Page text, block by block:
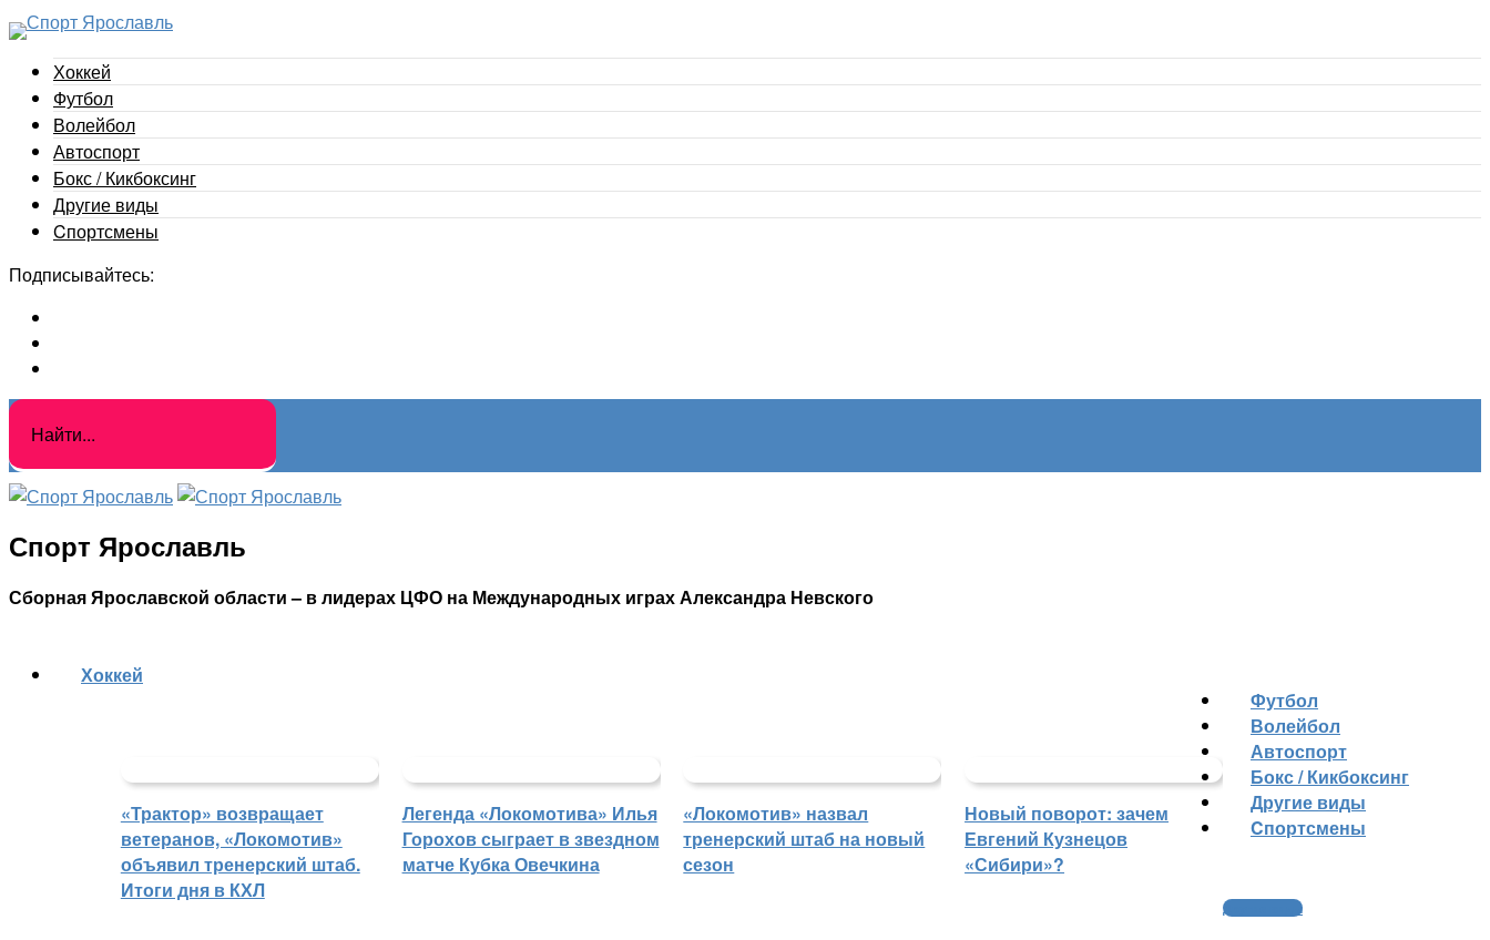
Хоккей
Футбол
Волейбол
Автоспорт
Бокс / Кикбоксинг
Другие виды
Cпортсмены
Подписывайтесь:
Спорт Ярославль
Сборная Ярославской области – в лидерах ЦФО на Международных играх Александра Невского
Хоккей
«Трактор» возвращает
ветеранов, «Локомотив»
объявил тренерский штаб.
Итоги дня в КХЛ
Легенда «Локомотива» Илья
Горохов сыграет в звездном
матче Кубка Овечкина
«Локомотив» назвал
тренерский штаб на новый
сезон
Новый поворот: зачем
Евгений Кузнецов
«Сибири»?
Футбол
Волейбол
Автоспорт
Бокс / Кикбоксинг
Другие виды
Cпортсмены
Другие виды